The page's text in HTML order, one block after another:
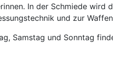
In der Schmiede wird
und zur
Samstag und Sonntag